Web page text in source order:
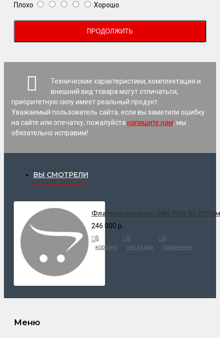
Плохо Хорошо
ПРОДОЛЖИТЬ
Технические характеристики, комплектация и
внешний вид товара могут отличаться,
приоритетную силу имеет реальный продукт.
Уважаемый пользователь сайта, если вы заметили ошибку
на сайте или опечатку, пожалуйста напишите нам, мы
обязательно исправим!
ВЫ СМОТРЕЛИ
Флагман Hisense U8N PRO 85
246 000 р.
В
корзину
В
закладки
В
сравнение
Меню